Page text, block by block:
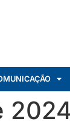
2024